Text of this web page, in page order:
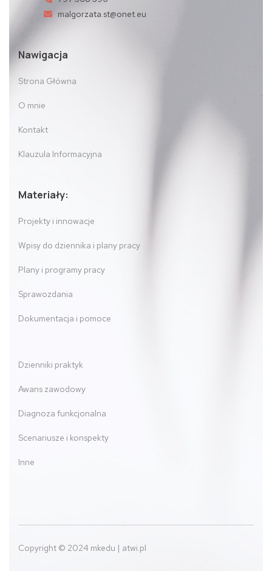
malgorzata.st@onet.eu
Nawigacja
Strona Główna
O mnie
Kontakt
Klauzula Informacyjna
Materiały:
Projekty i innowacje
Wpisy do dziennika i plany pracy
Plany i programy pracy
Sprawozdania
Dokumentacja i pomoce
Dzienniki praktyk
Awans zawodowy
Diagnoza funkcjonalna
Scenariusze i konspekty
Inne
Copyright © 2024 mkedu | atwi.pl